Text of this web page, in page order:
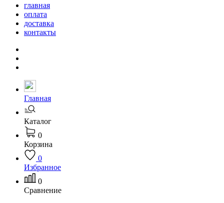
главная
оплата
доставка
контакты
Главная
Каталог
0
Корзина
0
Избранное
0
Сравнение